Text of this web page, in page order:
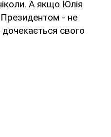
А якщо Юлія
- не
свого